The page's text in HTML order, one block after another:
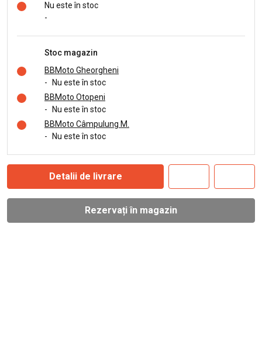
Nu este în stoc
-
Stoc magazin
BBMoto Gheorgheni
-
Nu este în stoc
BBMoto Otopeni
-
Nu este în stoc
BBMoto Câmpulung M.
-
Nu este în stoc
Detalii de livrare
Rezervați în magazin